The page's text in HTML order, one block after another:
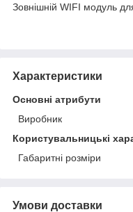
Зовнішній WIFI модуль
Характеристики
Основні атрибути
Виробник
Користувальницькі
Габаритні розміри
Умови доставки